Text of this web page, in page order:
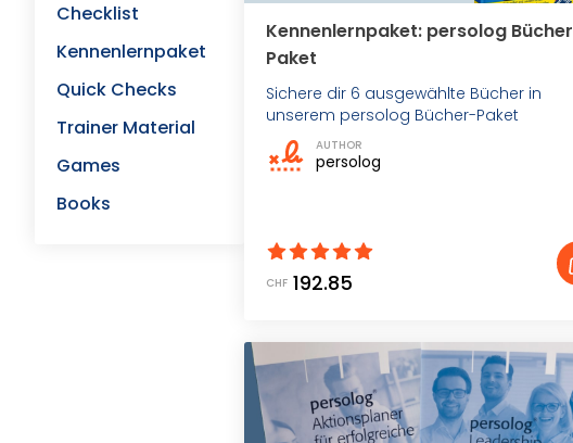
Checklist
Kennenlernpaket
Quick Checks
Trainer Material
Games
Books
Kennenlernpaket: persolog Bücher
Paket
Sichere dir 6 ausgewählte Bücher in
unserem persolog Bücher-Paket
AUTHOR
persolog
CHF 192.85